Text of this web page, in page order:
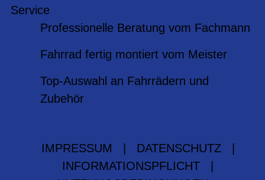
Service
Professionelle Beratung vom Fachmann
Fahrrad fertig montiert vom Meister
Top-Auswahl an Fahrrädern und
Zubehör
IMPRESSUM DATENSCHUTZ
INFORMATIONSPFLICHT